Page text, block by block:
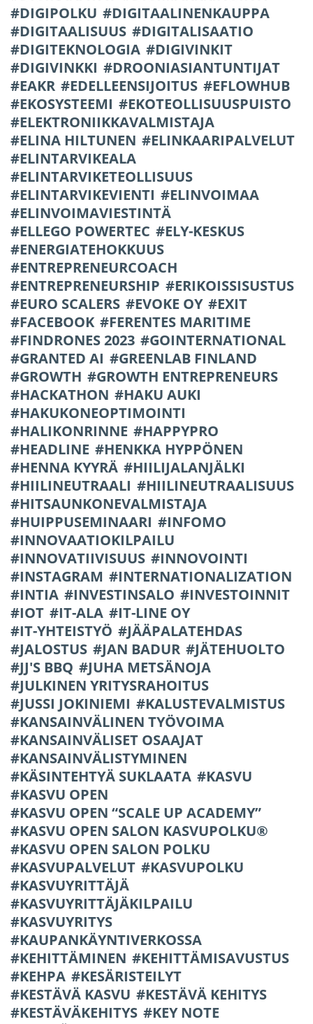
DIGIPOLKU
DIGITAALINENKAUPPA
DIGITAALISUUS
DIGITALISAATIO
DIGITEKNOLOGIA
DIGIVINKIT
DIGIVINKKI
DROONIASIANTUNTIJAT
EAKR
EDELLEENSIJOITUS
EFLOWHUB
EKOSYSTEEMI
EKOTEOLLISUUSPUISTO
ELEKTRONIIKKAVALMISTAJA
ELINA HILTUNEN
ELINKAARIPALVELUT
ELINTARVIKEALA
ELINTARVIKETEOLLISUUS
ELINTARVIKEVIENTI
ELINVOIMAA
ELINVOIMAVIESTINTÄ
ELLEGO POWERTEC
ELY-KESKUS
ENERGIATEHOKKUUS
ENTREPRENEURCOACH
ENTREPRENEURSHIP
ERIKOISSISUSTUS
EURO SCALERS
EVOKE OY
EXIT
FACEBOOK
FERENTES MARITIME
FINDRONES 2023
GOINTERNATIONAL
GRANTED AI
GREENLAB FINLAND
GROWTH
GROWTH ENTREPRENEURS
HACKATHON
HAKU AUKI
HAKUKONEOPTIMOINTI
HALIKONRINNE
HAPPYPRO
HEADLINE
HENKKA HYPPÖNEN
HENNA KYYRÄ
HIILIJALANJÄLKI
HIILINEUTRAALI
HIILINEUTRAALISUUS
HITSAUNKONEVALMISTAJA
HUIPPUSEMINAARI
INFOMO
INNOVAATIOKILPAILU
INNOVATIIVISUUS
INNOVOINTI
INSTAGRAM
INTERNATIONALIZATION
INTIA
INVESTINSALO
INVESTOINNIT
IOT
IT-ALA
IT-LINE OY
IT-YHTEISTYÖ
JÄÄPALATEHDAS
JALOSTUS
JAN BADUR
JÄTEHUOLTO
JJ'S BBQ
JUHA METSÄNOJA
JULKINEN YRITYSRAHOITUS
JUSSI JOKINIEMI
KALUSTEVALMISTUS
KANSAINVÄLINEN TYÖVOIMA
KANSAINVÄLISET OSAAJAT
KANSAINVÄLISTYMINEN
KÄSINTEHTYÄ SUKLAATA
KASVU
KASVU OPEN
KASVU OPEN “SCALE UP ACADEMY”
KASVU OPEN SALON KASVUPOLKU®
KASVU OPEN SALON POLKU
KASVUPALVELUT
KASVUPOLKU
KASVUYRITTÄJÄ
KASVUYRITTÄJÄKILPAILU
KASVUYRITYS
KAUPANKÄYNTIVERKOSSA
KEHITTÄMINEN
KEHITTÄMISAVUSTUS
KEHPA
KESÄRISTEILYT
KESTÄVÄ KASVU
KESTÄVÄ KEHITYS
KESTÄVÄKEHITYS
KEY NOTE